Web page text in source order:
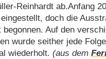
Reinhardt ab.Anfang
doch die
begonnen. Auf den
wurde seither jede
wiederholt. (aus dem